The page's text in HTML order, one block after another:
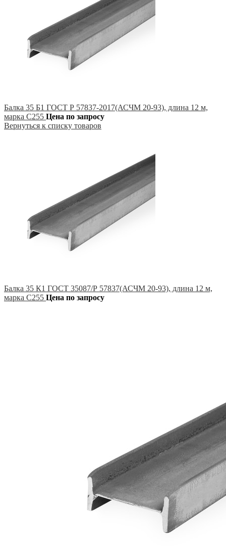
Балка 35 Б1 ГОСТ Р 57837-2017(АСЧМ 20-93), длина 12 м,
марка С255 Цена по запросу
Вернуться к списку товаров
Балка 35 К1 ГОСТ 35087/Р 57837(АСЧМ 20-93), длина 12 м,
марка С255 Цена по запросу